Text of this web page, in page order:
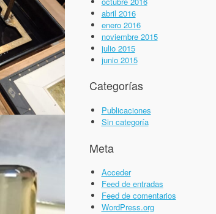
abril 2016
enero 2016
noviembre 2015
julio 2015
junio 2015
Categorías
Publicaciones
Sin categoría
Meta
Acceder
Feed de entradas
Feed de comentarios
WordPress.org